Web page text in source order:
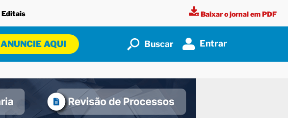
Editais Baixar o jornal em PDF
ANUNCIE AQUI Buscar Entrar